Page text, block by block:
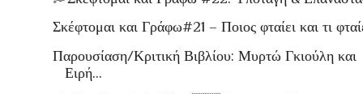
Σκέφτομαι και Γράφω#21 – Ποιος φταίει και τι
Παρουσίαση/Κριτική Βιβλίου: Μυρτώ Γκιούλη και
Ειρή...